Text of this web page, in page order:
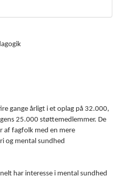
gange årligt i et oplag på 32.000,
25.000 støttemedlemmer. De
af fagfolk med en mere
og mental sundhed
har interesse i mental sundhed